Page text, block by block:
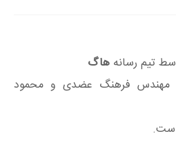
تیم رسانه هاگ
مهندس فرهنگ عضدی و محمود